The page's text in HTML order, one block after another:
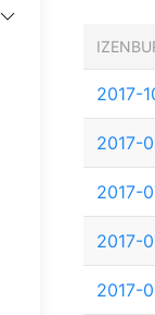
2017-
2017-
2017-
2017-
2017-